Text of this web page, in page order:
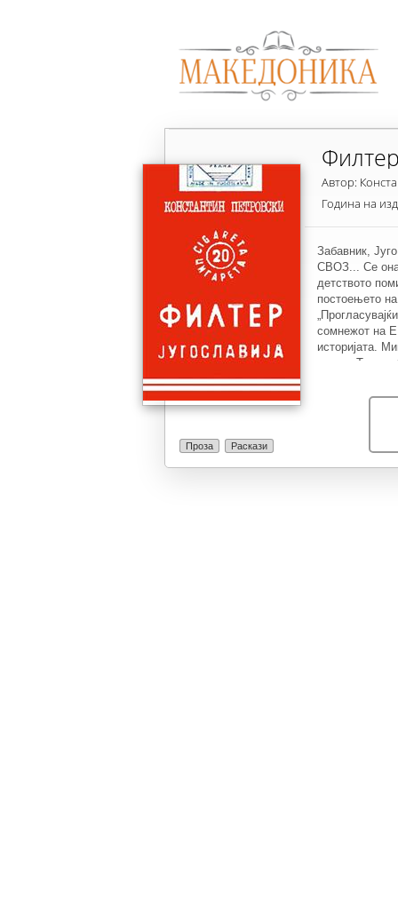
Проза Раскази
Филтер
Автор:
Година на
Забавник,
СВОЗ... Се она
детството
постоењето
сомнежот на
историјата.
мрази. Тоа
1993 година,